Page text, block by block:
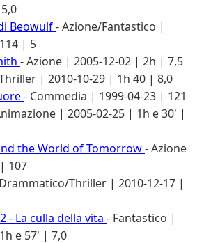
Beowulf- Azione/Fantastico |
| 5
- Azione | 2005-12-02 | 2h | 7,5
| 2010-10-29 | 1h 40 | 8,0
- Commedia | 1999-04-23 | 121
| 2005-02-25 | 1h e 30' |
the World of Tomorrow- Azione
107
Thriller | 2010-12-17 |
- La culla della vita - Fantastico |
e 57' | 7,0